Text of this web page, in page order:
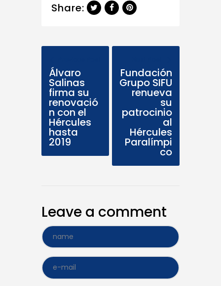
Share:
Álvaro
Salinas
firma su
renovació
n con el
Hércules
hasta
2019
Fundación
Grupo SIFU
renueva
su
patrocinio
al
Hércules
Paralímpi
co
Leave a comment